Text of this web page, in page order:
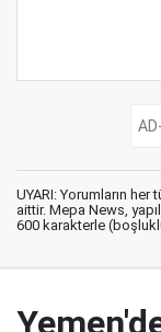
UYARI: Yorumların
aittir. Mepa News,
600 karakterle